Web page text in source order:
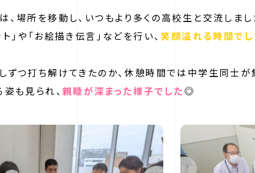
、場所を移動し、いつもより多くの高校生と交流しまし
」や「お絵描き伝言」などを行い、笑顔溢れる時間でし
ずつ打ち解けてきたのか、休憩時間では中学生同士が
も見られ、 親睦が深まった様子でした◎